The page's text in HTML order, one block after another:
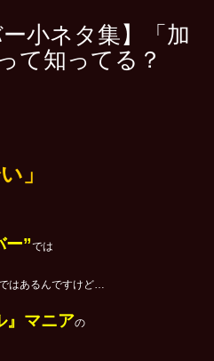
小ネタ集】「加
て知ってる？
」
ー”では
はあるんですけど…
』マニアの